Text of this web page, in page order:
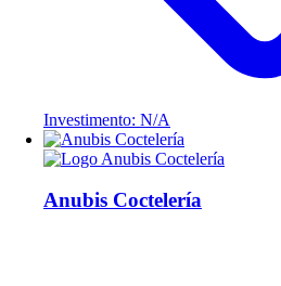
Investimento: N/A
Anubis Coctelería